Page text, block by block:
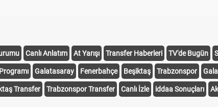
Canlı Anlatım At Yarışı Transfer Haberleri TV'de Bugün
Galatasaray Fenerbahçe Beşiktaş Trabzonspor
Transfer Trabzonspor Transfer Canlı İzle iddaa Sonuçları